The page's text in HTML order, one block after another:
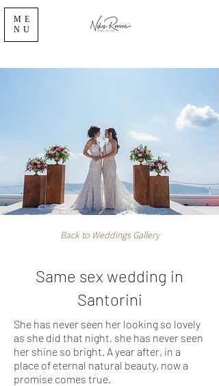
ME
NU
Back to Weddings Gallery
Same sex wedding in
Santorini
She has never seen her looking so lovely
as she did that night, she has never seen
her shine so bright. A year after, in a
place of eternal natural beauty, now a
promise comes true.